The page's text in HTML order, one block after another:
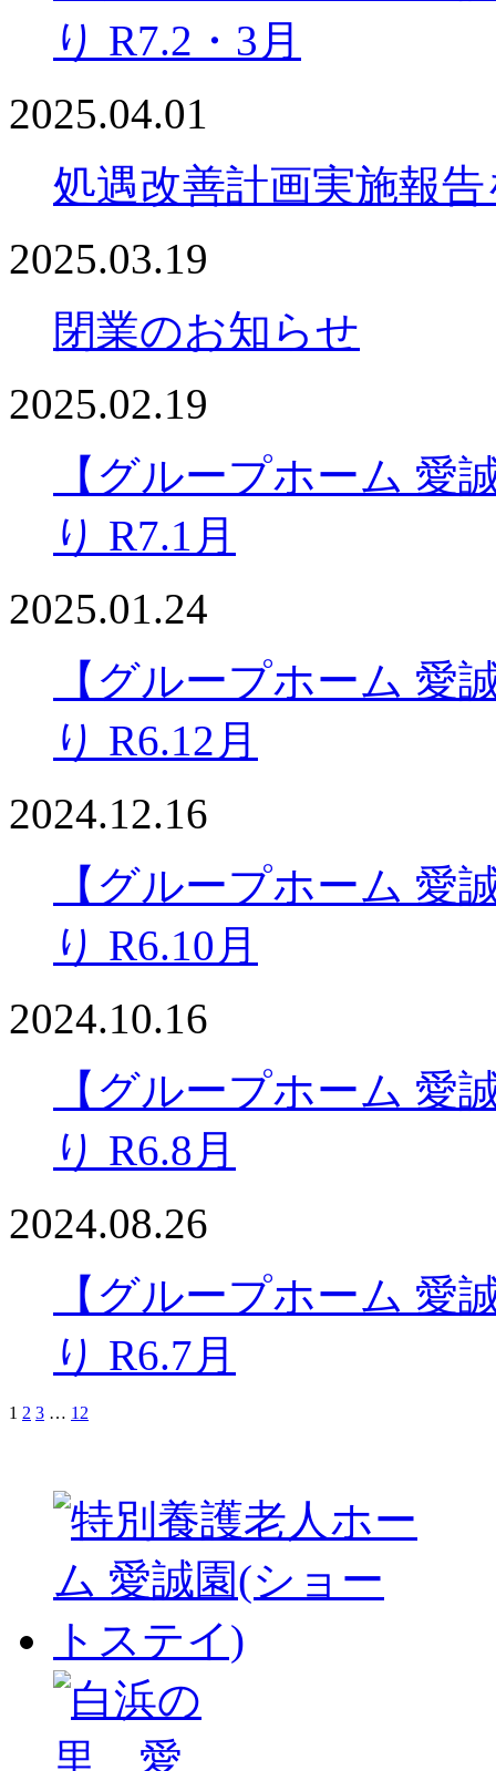
り R7.2・3月
2025.04.01
処遇改善計画実施報
2025.03.19
閉業のお知らせ
2025.02.19
【グループホーム 愛
り R7.1月
2025.01.24
【グループホーム 愛
り R6.12月
2024.12.16
【グループホーム 愛
り R6.10月
2024.10.16
【グループホーム 愛
り R6.8月
2024.08.26
【グループホーム 愛
り R6.7月
1 2 3 … 12